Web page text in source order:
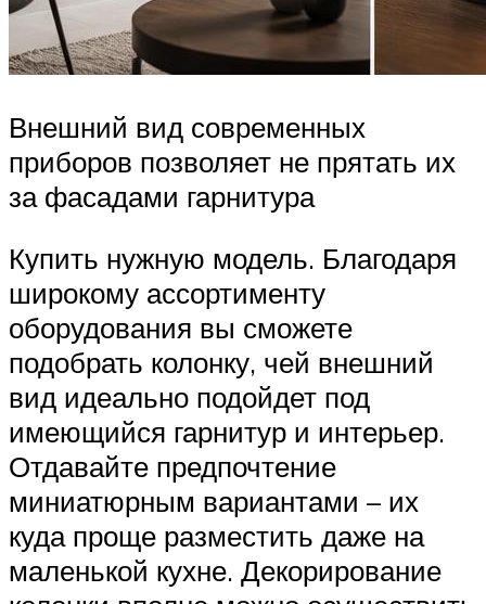
Внешний вид современных
приборов позволяет не прятать их
за фасадами гарнитура
Купить нужную модель. Благодаря
широкому ассортименту
оборудования вы сможете
подобрать колонку, чей внешний
вид идеально подойдет под
имеющийся гарнитур и интерьер.
Отдавайте предпочтение
миниатюрным вариантами – их
куда проще разместить даже на
маленькой кухне. Декорирование